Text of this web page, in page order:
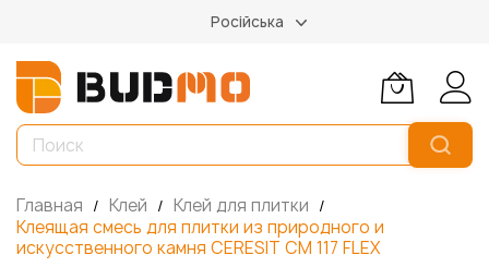
Російська
Главная Клей
Клей для плитки
Клеящая смесь для плитки из природного и
искусственного камня CERESIT CM 117 FLEX